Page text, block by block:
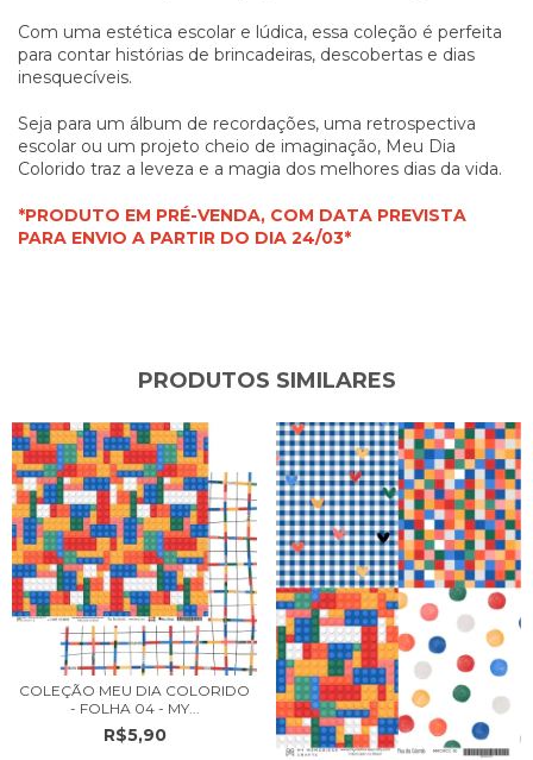
Com uma estética escolar e lúdica, essa coleção é perfeita
para contar histórias de brincadeiras, descobertas e dias
inesquecíveis.
Seja para um álbum de recordações, uma retrospectiva
escolar ou um projeto cheio de imaginação, Meu Dia
Colorido traz a leveza e a magia dos melhores dias da vida.
*PRODUTO EM PRÉ-VENDA, COM DATA PREVISTA
PARA ENVIO A PARTIR DO DIA 24/03*
PRODUTOS SIMILARES
COLEÇÃO MEU DIA COLORIDO
- FOLHA 04 - MY...
R$5,90